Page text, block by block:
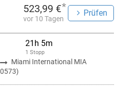
523,99 €*
vor 10 Tagen
Prüfen
21h 5m
1 Stopp
Miami International MIA